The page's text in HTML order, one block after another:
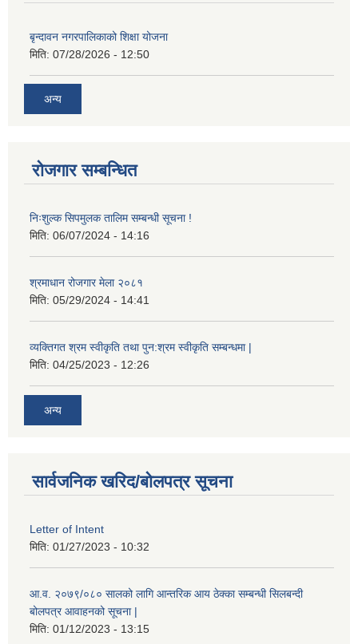
बृन्दावन नगरपालिकाको शिक्षा योजना
मिति: 07/28/2026 - 12:50
अन्य
रोजगार सम्बन्धित
निःशुल्क सिपमुलक तालिम सम्बन्धी सूचना !
मिति: 06/07/2024 - 14:16
श्रमाधान रोजगार मेला २०८१
मिति: 05/29/2024 - 14:41
व्यक्तिगत श्रम स्वीकृति तथा पुन:श्रम स्वीकृति सम्बन्धमा |
मिति: 04/25/2023 - 12:26
अन्य
सार्वजनिक खरिद/बोलपत्र सूचना
Letter of Intent
मिति: 01/27/2023 - 10:32
आ.व. २०७९/०८० सालको लागि आन्तरिक आय ठेक्का सम्बन्धी सिलबन्दी
बोलपत्र आवाहनको सूचना |
मिति: 01/12/2023 - 13:15